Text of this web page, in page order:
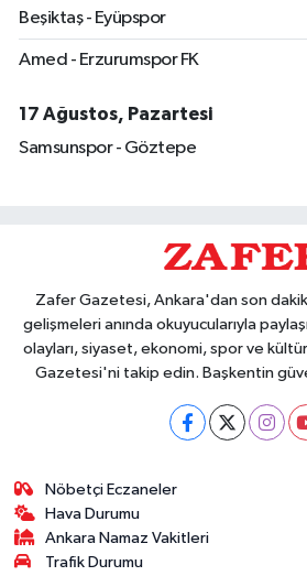
Beşiktaş - Eyüpspor
Amed - Erzurumspor FK
17 Ağustos, Pazartesi
Samsunspor - Göztepe
Zafer Gazetesi, Ankara'dan son
gelişmeleri anında okuyucularıyla
olayları, siyaset, ekonomi, spor ve
Gazetesi'ni takip edin. Başkentin
Nöbetçi Eczaneler
Hava Durumu
Ankara Namaz Vakitleri
Trafik Durumu